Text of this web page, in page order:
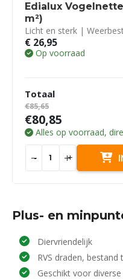
Edialux
m²)
Licht en sterk |
€ 26,95
Op voorraad
Totaal
€85,65
€80,85
Alles op voorraad,
- +
Plus- en
Diervriendelijk
RVS draden,
Geschikt voor